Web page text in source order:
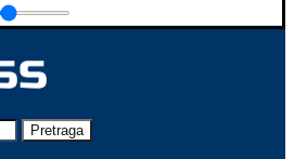
Pretraga